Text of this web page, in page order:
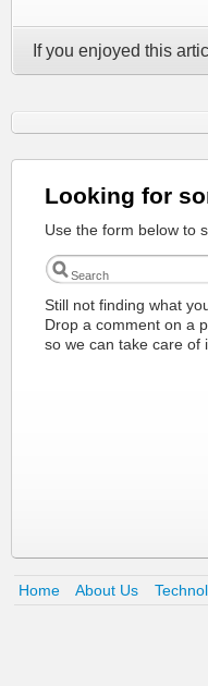
If you enjoyed this
Looking for
Use the form below to
Still not finding what
Drop a comment on a
so we can take care of
Home About Us